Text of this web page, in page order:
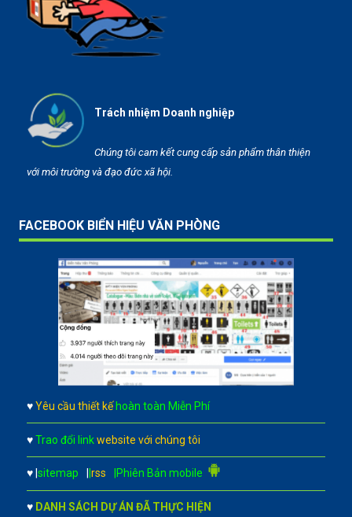
Trách nhiệm Doanh nghiệp
Chúng tôi cam kết cung cấp sản phẩm thân thiện
với môi trường và đạo đức xã hội.
FACEBOOK BIỂN HIỆU VĂN PHÒNG
♥ Yêu cầu thiết kế hoàn toàn Miễn Phí
♥ Trao đổi link website với chúng tôi
♥ |sitemap |rss |Phiên Bản mobile
♥ DANH SÁCH DỰ ÁN ĐÃ THỰC HIỆN